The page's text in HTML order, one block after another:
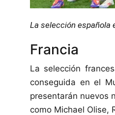
La selección española
Francia
La selección
conseguida en el
presentarán nuevos
como Michael Olise,